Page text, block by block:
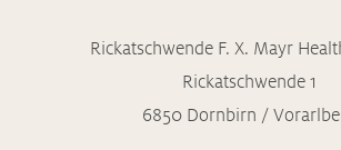
Rickatschwende F. X. Mayr
Rickatschwende 1
6850 Dornbirn /